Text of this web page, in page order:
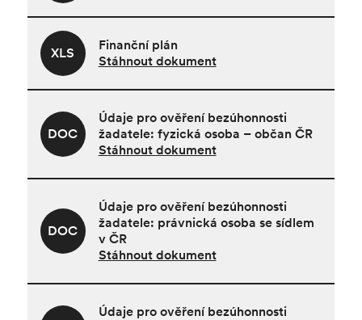
Finanční plán
Stáhnout dokument
XLS
Údaje pro ověření bezúhonnosti
žadatele: fyzická osoba – občan ČR
Stáhnout dokument
DOC
Údaje pro ověření bezúhonnosti
žadatele: právnická osoba se sídlem
v ČR
Stáhnout dokument
DOC
Údaje pro ověření bezúhonnosti